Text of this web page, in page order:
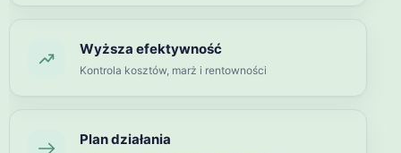
Wyższa efektywność
Kontrola kosztów, marż i rentowności
Plan działania